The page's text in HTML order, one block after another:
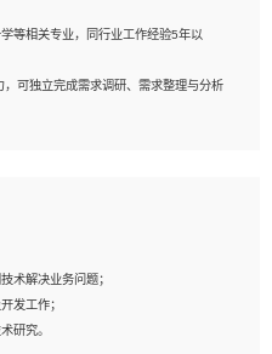
专业毕业，5年以上开发工作经验；
惯，有分布式、多线程及高并发系统开
；掌握基础中间件、基础架构方案和云
功能和了解其背后实现机制；
等；熟悉Linux常用命令和了解
复杂问题排查思路清晰。
等相关专业，同行业工作经验5年以
可独立完成需求调研、需求整理与分析
NLP、OCR、机器学习等；
别、OCR、NLP等AI算法有深刻理
优先。具有大数据技术背景者优先；
习思考、创新与团队协作，认真负责、
术解决业务问题；
发工作；
研究。